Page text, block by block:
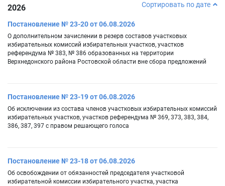
2026 Сортировать по дате
Постановление № 23-20 от 06.08.2026
О дополнительном зачислении в резерв составов участковых
избирательных комиссий избирательных участков, участков
референдума № 383, № 386 образованных на территории
Верхнедонского района Ростовской области вне сбора предложений
Постановление № 23-19 от 06.08.2026
Об исключении из состава членов участковых избирательных комиссий
избирательных участков, участков референдума № 369, 373, 383, 384,
386, 387, 397 с правом решающего голоса
Постановление № 23-18 от 06.08.2026
Об освобождении от обязанностей председателя участковой
избирательной комиссии избирательного участка, участка